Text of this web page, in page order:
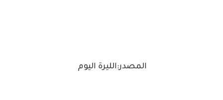
المصدر:الليرة اليوم